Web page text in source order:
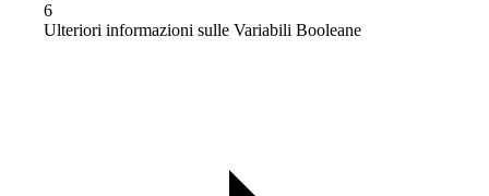
6
Ulteriori informazioni sulle Variabili Booleane